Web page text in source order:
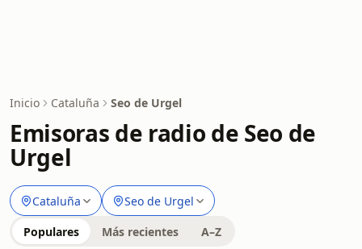
Inicio Cataluña Seo de Urgel
Emisoras de radio de Seo de
Urgel
Cataluña Seo de Urgel
Populares Más recientes A–Z